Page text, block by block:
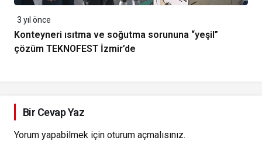
3 yıl önce
Konteyneri ısıtma ve soğutma sorununa “yeşil”
çözüm TEKNOFEST İzmir’de
Bir Cevap Yaz
Yorum yapabilmek için oturum açmalısınız.